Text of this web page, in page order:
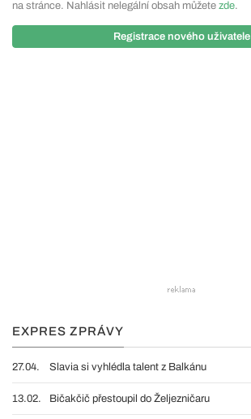
na stránce. Nahlásit nelegální obsah můžete zde.
Registrace nového uživatele
EXPRES ZPRÁVY
27.04. Slavia si vyhlédla talent z Balkánu
13.02. Bičakčič přestoupil do Željezničaru